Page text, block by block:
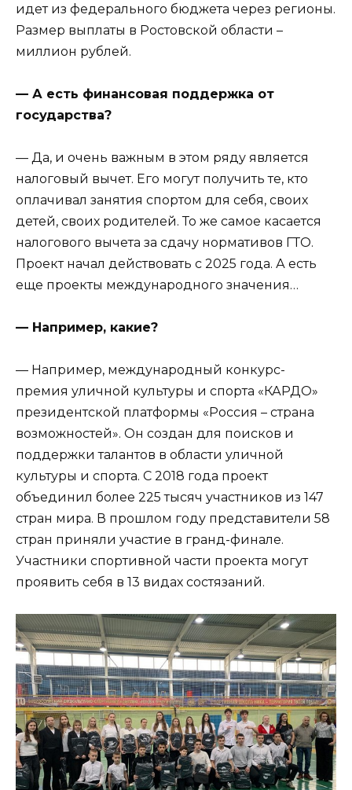
идет из федерального бюджета через регионы.
Размер выплаты в Ростовской области –
миллион рублей.
— А есть финансовая поддержка от
государства?
— Да, и очень важным в этом ряду является
налоговый вычет. Его могут получить те, кто
оплачивал занятия спортом для себя, своих
детей, своих родителей. То же самое касается
налогового вычета за сдачу нормативов ГТО.
Проект начал действовать с 2025 года. А есть
еще проекты международного значения…
— Например, какие?
— Например, международный конкурс-
премия уличной культуры и спорта «КАРДО»
президентской платформы «Россия – страна
возможностей». Он создан для поисков и
поддержки талантов в области уличной
культуры и спорта. С 2018 года проект
объединил более 225 тысяч участников из 147
стран мира. В прошлом году представители 58
стран приняли участие в гранд-финале.
Участники спортивной части проекта могут
проявить себя в 13 видах состязаний.